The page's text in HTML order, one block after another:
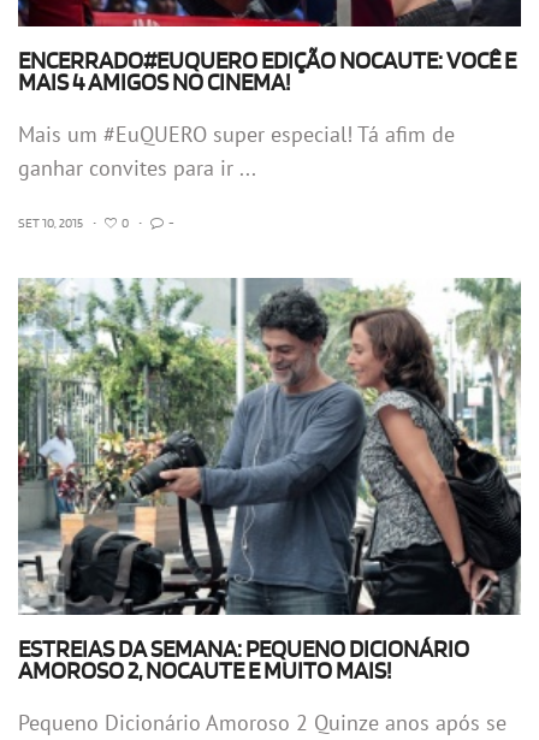
ENCERRADO#EUQUERO EDIÇÃO NOCAUTE: VOCÊ E
MAIS 4 AMIGOS NO CINEMA!
Mais um #EuQUERO super especial! Tá afim de
ganhar convites para ir ...
SET 10, 2015 • 0 • -
ESTREIAS DA SEMANA: PEQUENO DICIONÁRIO
AMOROSO 2, NOCAUTE E MUITO MAIS!
Pequeno Dicionário Amoroso 2 Quinze anos após se